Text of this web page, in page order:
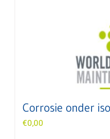
Corrosie onder
€0,00